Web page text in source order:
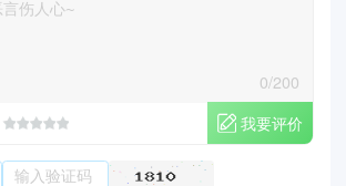
0/200
我要评价